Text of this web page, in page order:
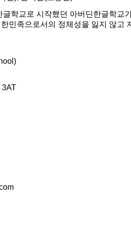
학교로 시작했던 아버딘한글학교
민족으로서의 정체성을 잃지 않고
3AT